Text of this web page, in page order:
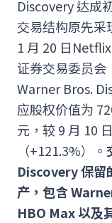
Discovery 达成
交易结构原先
1 月 20 日
证券交易委员会
Warner Bros.
应股权价值为
元，较 9 月 10
（+121.3%）。
Discovery 保
产，包含
HBO Max 以及